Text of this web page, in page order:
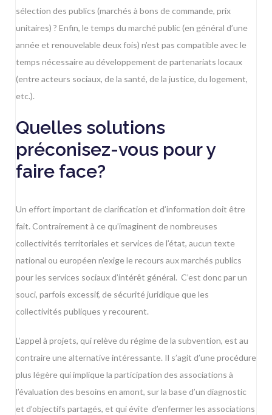
sélection des publics (marchés à bons de commande, prix
unitaires) ? Enfin, le temps du marché public (en général d’une
année et renouvelable deux fois) n’est pas compatible avec le
temps nécessaire au développement de partenariats locaux
(entre acteurs sociaux, de la santé, de la justice, du logement,
etc.).
Quelles solutions
préconisez-vous pour y
faire face?
Un effort important de clarification et d’information doit être
fait. Contrairement à ce qu’imaginent de nombreuses
collectivités territoriales et services de l’état, aucun texte
national ou européen n’exige le recours aux marchés publics
pour les services sociaux d’intérêt général. C’est donc par un
souci, parfois excessif, de sécurité juridique que les
collectivités publiques y recourent.
L’appel à projets, qui relève du régime de la subvention, est au
contraire une alternative intéressante. Il s’agit d’une procédure
plus légère qui implique la participation des associations à
l’évaluation des besoins en amont, sur la base d’un diagnostic
et d’objectifs partagés, et qui évite d’enfermer les associations